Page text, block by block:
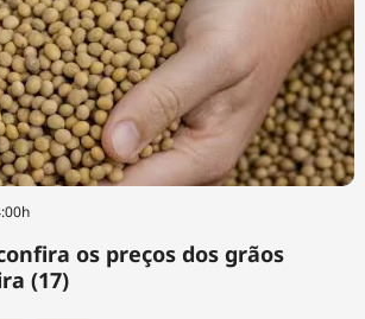
confira os preços dos grãos
(17)